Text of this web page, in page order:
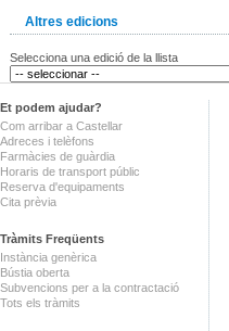
Altres edicions
Selecciona una edició de la llista
Et podem ajudar?
Com arribar a Castellar
Adreces i telèfons
Farmàcies de guàrdia
Horaris de transport públic
Reserva d'equipaments
Cita prèvia
Tràmits Freqüents
Instància genèrica
Bústia oberta
Subvencions per a la contractació
Tots els tràmits